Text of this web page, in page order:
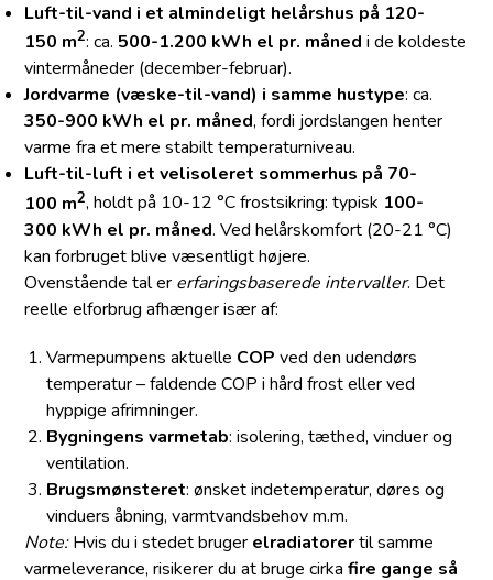
Luft-til-vand i et almindeligt helårshus på 120-
150 m2: ca. 500-1.200 kWh el pr. måned i de koldeste
vintermåneder (december-februar).
Jordvarme (væske-til-vand) i samme hustype: ca.
350-900 kWh el pr. måned, fordi jordslangen henter
varme fra et mere stabilt temperatur­niveau.
Luft-til-luft i et velisoleret sommerhus på 70-
100 m2, holdt på 10-12 °C frost­sikring: typisk 100-
300 kWh el pr. måned. Ved helårs­komfort (20-21 °C)
kan forbruget blive væsentligt højere.
Ovenstående tal er erfarings­baserede intervaller. Det
reelle elforbrug afhænger især af:
Varmepumpens aktuelle COP ved den udendørs
temperatur – faldende COP i hård frost eller ved
hyppige afrimninger.
Bygningens varmetab: isolering, tæthed, vinduer og
ventilation.
Brugsmønsteret: ønsket indetemperatur, døres og
vinduers åbning, varmtvandsbehov m.m.
Note:Hvis du i stedet bruger elradiatorertil samme
varme­leverance, risikerer du at bruge cirkafire gange så